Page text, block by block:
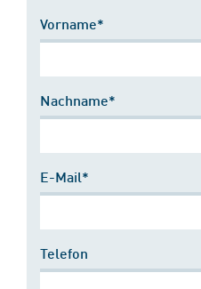
Vorname*
Nachname*
E-Mail*
Telefon